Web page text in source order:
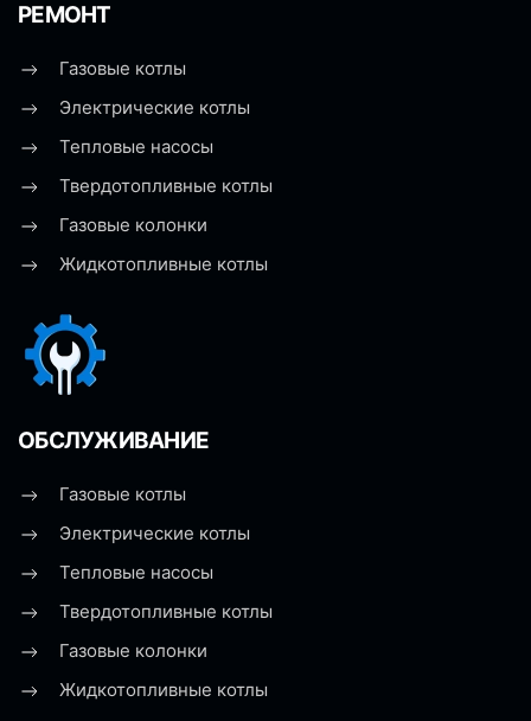
РЕМОНТ
Газовые котлы
Электрические котлы
Тепловые насосы
Твердотопливные котлы
Газовые колонки
Жидкотопливные котлы
ОБСЛУЖИВАНИЕ
Газовые котлы
Электрические котлы
Тепловые насосы
Твердотопливные котлы
Газовые колонки
Жидкотопливные котлы